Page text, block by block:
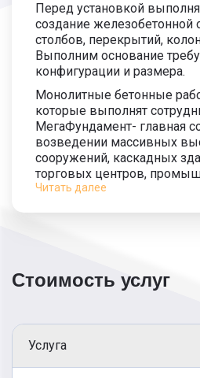
Читать далее
Перед установкой
создание железобетонной
столбов, перекрытий,
Выполним основание
конфигурации и размера.
Монолитные бетонные
которые выполнят
МегаФундамент- главная
возведении массивных
сооружений, каскадных
торговых центров,
предприятий. Для
лет. Благодаря быстрому
отсутствию усадки, можно
Стоимость услуг
Услуга